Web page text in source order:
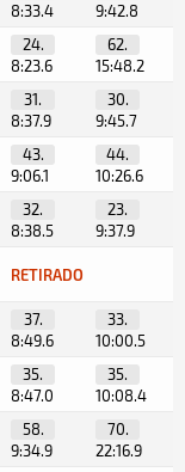
8:33.4
9:42.8
24.
8:23.6
62.
15:48.2
31.
8:37.9
30.
9:45.7
43.
9:06.1
44.
10:26.6
32.
8:38.5
23.
9:37.9
RETIRADO
37.
8:49.6
33.
10:00.5
35.
8:47.0
35.
10:08.4
58.
9:34.9
70.
22:16.9